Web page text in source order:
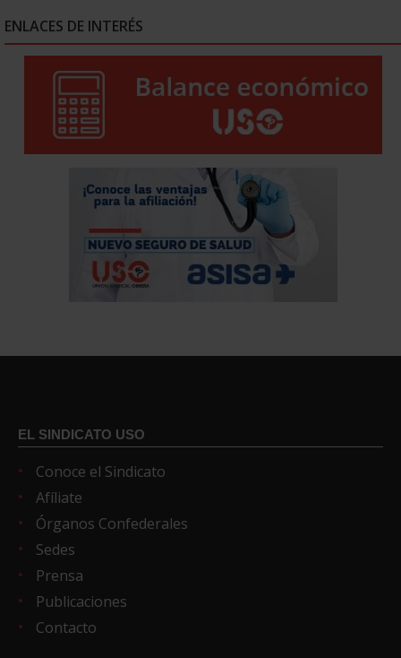
ENLACES DE INTERÉS
EL SINDICATO USO
Conoce el Sindicato
Afíliate
Órganos Confederales
Sedes
Prensa
Publicaciones
Contacto